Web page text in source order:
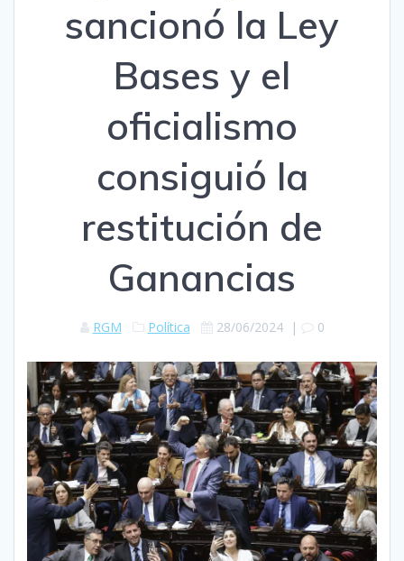
sancionó la Ley
Bases y el
oficialismo
consiguió la
restitución de
Ganancias
RGM Política 28/06/2024| 0